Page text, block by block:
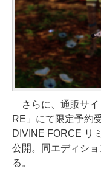
さらに、通販サイ
RE」にて限定予約
DIVINE FORCE リ
公開。同エディシ
る。